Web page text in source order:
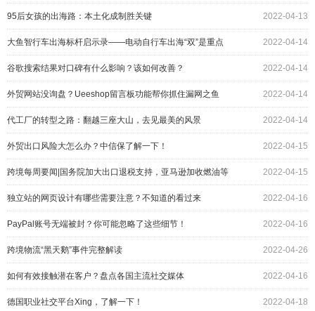
95后女孩的出海路：本土化成制胜关键 2022-04-13
大鱼智行车出海标杆启示录——电动自行车出海“双”是重点 2022-04-14
谷歌搜索结果对口碑有什么影响？该如何改善？ 2022-04-14
外贸网站没询盘？Ueeshop留言板功能帮你抓住漏网之鱼 2022-04-14
代工厂的转型之路：翻越三座大山，去见最美的风景 2022-04-14
外贸出口风险大怎么办？中信保了解一下！ 2022-04-15
跨境每周要闻|国务院加大出口退税支持，亚马逊加收燃油等
附加费
2022-04-15
独立站的网页设计有哪些需要注意？不知道的看过来 2022-04-16
PayPal账号无端被封？你可能忽略了这些细节！ 2022-04-16
跨境物流“黑天鹅”事件完整解读 2022-04-26
如何有效接触潜在客户？盘点各国主流社交媒体 2022-04-16
德国职业社交平台Xing，了解一下！ 2022-04-18